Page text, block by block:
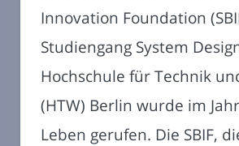
Innovation Foundation
Studiengang System
Hochschule für Technik
(HTW) Berlin wurde im
Leben gerufen. Die SBIF,